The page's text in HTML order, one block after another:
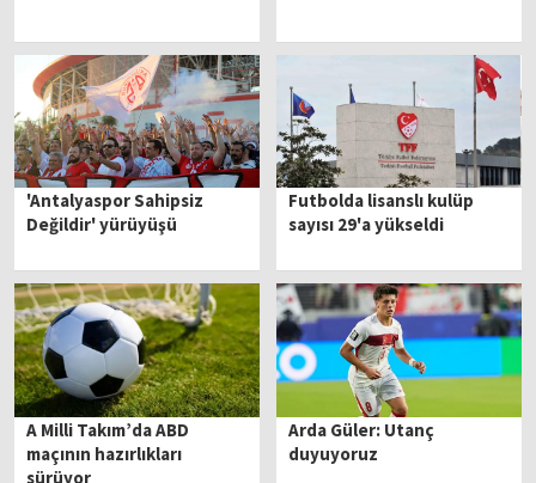
'Antalyaspor Sahipsiz
Değildir' yürüyüşü
Futbolda lisanslı kulüp
sayısı 29'a yükseldi
A Milli Takım’da ABD
maçının hazırlıkları
sürüyor
Arda Güler: Utanç
duyuyoruz